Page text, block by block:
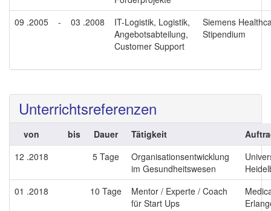
09 .2005 - 03 .2008
IT-Logistik, Logistik,
Angebotsabteilung,
Customer Support
Siemens
Stipendium
Unterrichtsreferenzen
von bis Dauer Tätigkeit
12 .2018
5 Tage
Organisationsentwicklung
im Gesundheitswesen
01 .2018
10 Tage
Mentor / Experte / Coach
für Start Ups